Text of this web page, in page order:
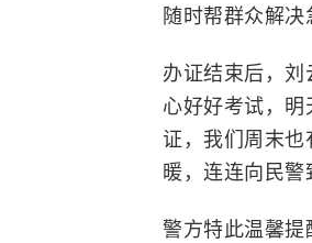
随时帮群众解决
办证结束后，
心好好考试，
证，我们周末
暖，连连向民警
警方特此温馨